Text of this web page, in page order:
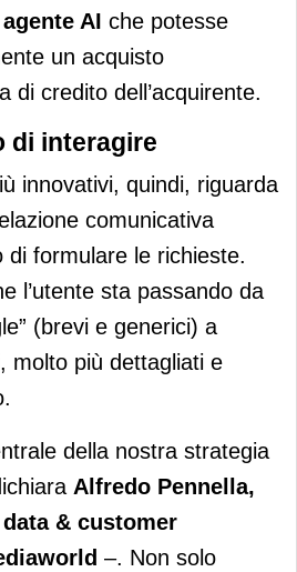
agente AI che potesse
un acquisto
di credito dell’acquirente.
di interagire
innovativi, quindi, riguarda
comunicativa
di formulare le richieste.
l’utente sta passando da
(brevi e generici) a
molto più dettagliati e
della nostra strategia
Alfredo Pennella,
& customer
–. Non solo